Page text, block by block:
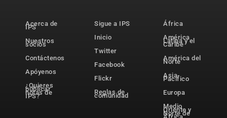
Acerca de
IPS
Nuestros
socios
Contáctenos
Apóyenos
¿Quieres
publicar
notas de
IPS?
Sigue a IPS
Inicio
Twitter
Facebook
Flickr
Reglas de
comunidad
África
América
Latina y el
Caribe
América del
Norte
Asia-
Pacífico
Europa
Medio
Oriente y
Norte de